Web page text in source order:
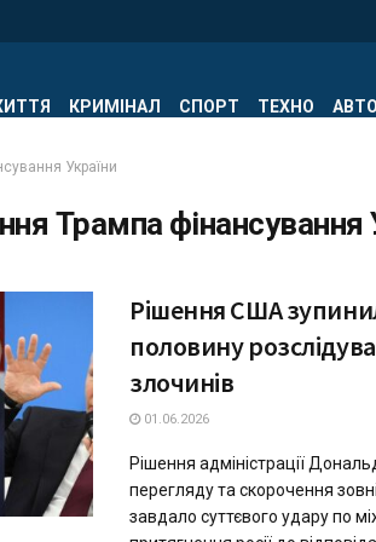
КРИМІНАЛ СПОРТ ТЕХНО АВТО
України
Трампа фінансування
Рішення США
половину
злочинів
01.06.2026
Рішення адміністрації
перегляду та скорочення
завдало суттєвого удару по